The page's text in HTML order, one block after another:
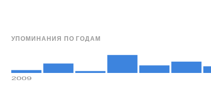
УПОМИНАНИЯ ПО ГОДАМ
2009